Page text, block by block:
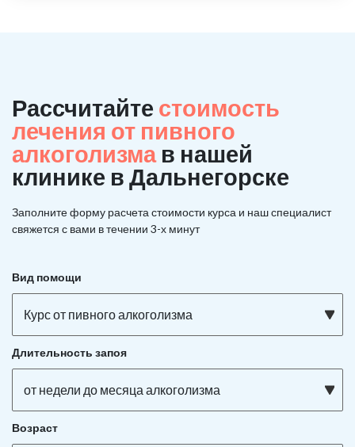
Рассчитайте стоимость
лечения от пивного
алкоголизма в нашей
клинике в Дальнегорске
Заполните форму расчета стоимости курса и наш специалист
свяжется с вами в течении 3-х минут
Вид помощи
Курс от пивного алкоголизма
Длительность запоя
от недели до месяца алкоголизма
Возраст